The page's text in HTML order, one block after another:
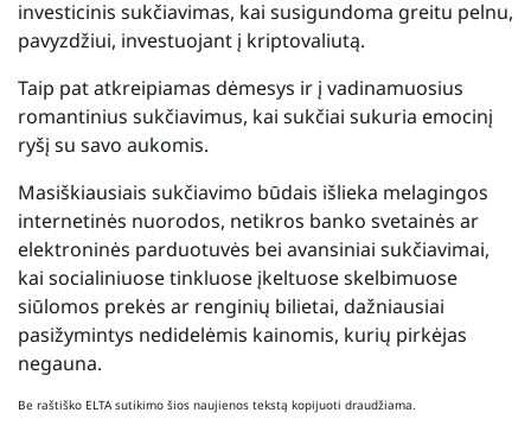
investicinis sukčiavimas, kai susigundoma greitu pelnu,
pavyzdžiui, investuojant į kriptovaliutą.
Taip pat atkreipiamas dėmesys ir į vadinamuosius
romantinius sukčiavimus, kai sukčiai sukuria emocinį
ryšį su savo aukomis.
Masiškiausiais sukčiavimo būdais išlieka melagingos
internetinės nuorodos, netikros banko svetainės ar
elektroninės parduotuvės bei avansiniai sukčiavimai,
kai socialiniuose tinkluose įkeltuose skelbimuose
siūlomos prekės ar renginių bilietai, dažniausiai
pasižymintys nedidelėmis kainomis, kurių pirkėjas
negauna.
Be raštiško ELTA sutikimo šios naujienos tekstą kopijuoti draudžiama.